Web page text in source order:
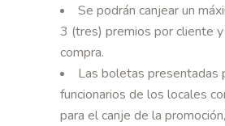
Se podrán canjear un
3 (tres) premios por cliente
compra.
Las boletas presentadas
funcionarios de los locales
para el canje de la